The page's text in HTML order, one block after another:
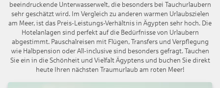
beeindruckende Unterwasserwelt, die besonders bei Tauchurlaubern
sehr geschätzt wird. Im Vergleich zu anderen warmen Urlaubszielen
am Meer, ist das Preis-Leistungs-Verhältnis in Ägypten sehr hoch. Die
Hotelanlagen sind perfekt auf die Bedürfnisse von Urlaubern
abgestimmt. Pauschalreisen mit Flügen, Transfers und Verpflegung
wie Halbpension oder All-inclusive sind besonders gefragt. Tauchen
Sie ein in die Schönheit und Vielfalt Ägyptens und buchen Sie direkt
heute Ihren nächsten Traumurlaub am roten Meer!